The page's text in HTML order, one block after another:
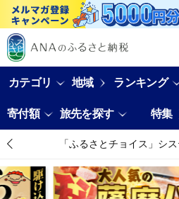
カテゴリ 地域 ランキング
寄付額 旅先を探す 特集
「ふるさとチョイス」シ